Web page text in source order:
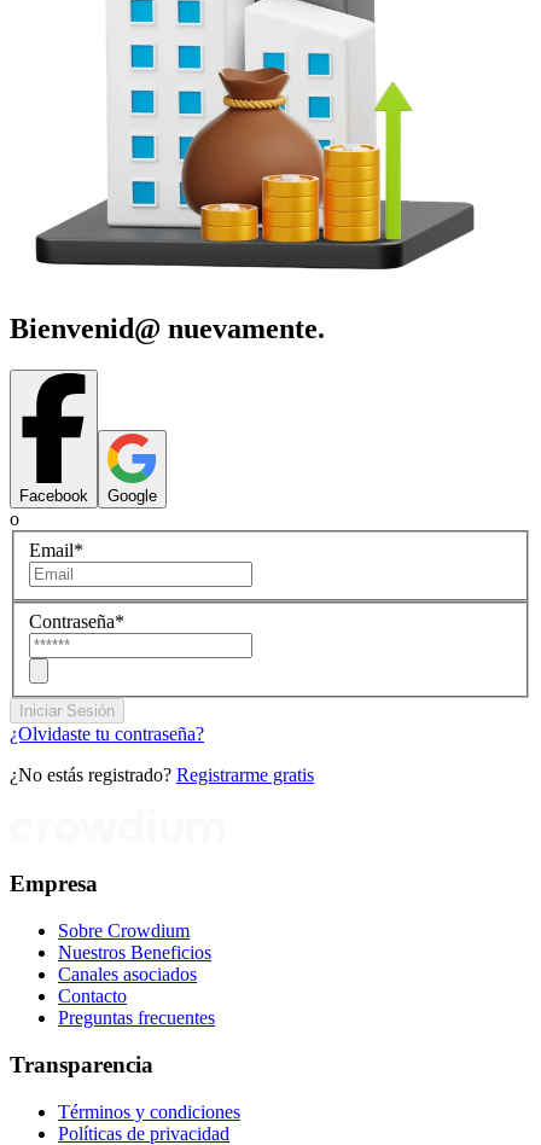
Bienvenid@ nuevamente.
Facebook Google
o
Email*
Contraseña*
Iniciar Sesión
¿Olvidaste tu contraseña?
¿No estás registrado? Registrarme gratis
Empresa
Sobre Crowdium
Nuestros Beneficios
Canales asociados
Contacto
Preguntas frecuentes
Transparencia
Términos y condiciones
Políticas de privacidad